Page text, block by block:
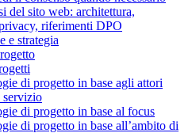
del sito web: architettura,
riferimenti DPO
e strategia
di progetto in base agli attori
di progetto in base al focus
di progetto in base all’ambito di